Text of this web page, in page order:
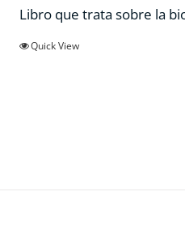
Libro que trata sobre la
Quick View